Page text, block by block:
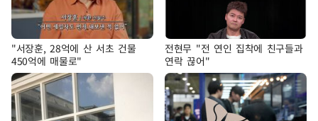
"서장훈, 28억에 산 서초 건물
450억에 매물로"
전현무 "전 연인 집착에 친구들과
연락 끊어"